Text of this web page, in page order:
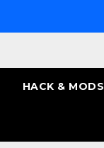
HACK & MODS